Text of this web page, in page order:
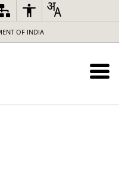
OF INDIA